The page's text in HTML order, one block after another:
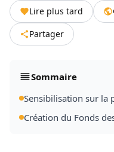
Lire plus tard
Partager
Sommaire
Sensibilisation sur la
Création du Fonds